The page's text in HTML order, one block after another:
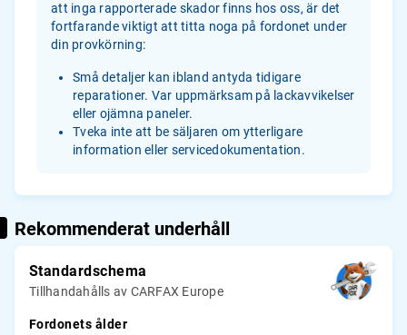
att inga rapporterade skador finns hos oss, är det
fortfarande viktigt att titta noga på fordonet under
din provkörning:
Små detaljer kan ibland antyda tidigare
reparationer. Var uppmärksam på lackavvikelser
eller ojämna paneler.
Tveka inte att be säljaren om ytterligare
information eller servicedokumentation.
Rekommenderat underhåll
Standardschema
Tillhandahålls av CARFAX Europe
Fordonets ålder